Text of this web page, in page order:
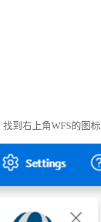
到右上角WFS的图